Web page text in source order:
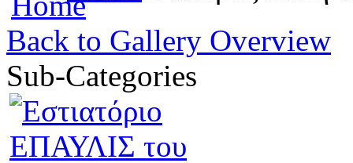
Back to Gallery Overview
Sub-Categories